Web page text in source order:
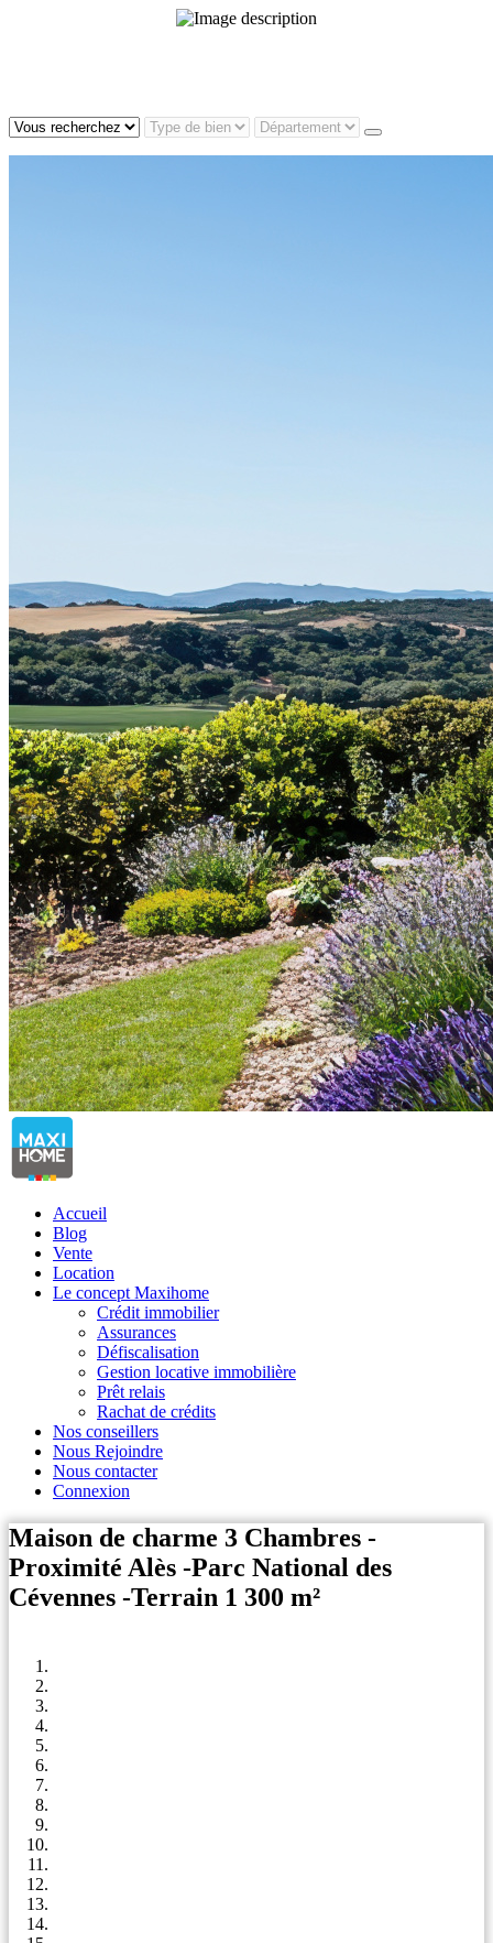
Accueil
Blog
Vente
Location
Le concept Maxihome
Crédit immobilier
Assurances
Défiscalisation
Gestion locative immobilière
Prêt relais
Rachat de crédits
Nos conseillers
Nous Rejoindre
Nous contacter
Connexion
Maison de charme 3 Chambres -
Proximité Alès -Parc National des
Cévennes -Terrain 1 300 m²